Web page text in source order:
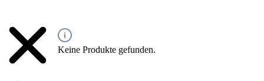
Keine Produkte gefunden.